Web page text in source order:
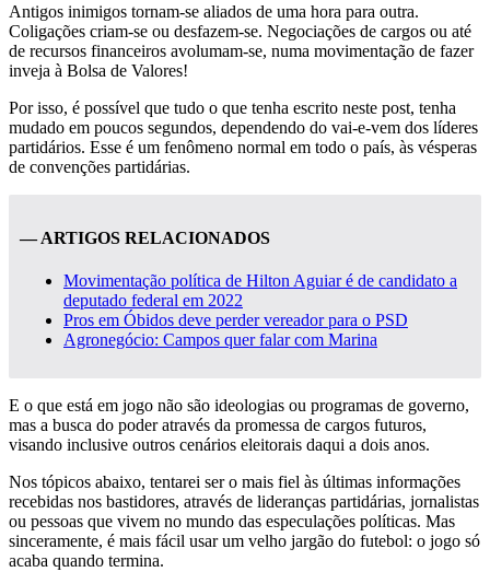
Antigos inimigos tornam-se aliados de uma hora para outra.
Coligações criam-se ou desfazem-se. Negociações de cargos ou até
de recursos financeiros avolumam-se, numa movimentação de fazer
inveja à Bolsa de Valores!
Por isso, é possível que tudo o que tenha escrito neste post, tenha
mudado em poucos segundos, dependendo do vai-e-vem dos líderes
partidários. Esse é um fenômeno normal em todo o país, às vésperas
de convenções partidárias.
— ARTIGOS RELACIONADOS
Movimentação política de Hilton Aguiar é de candidato a
deputado federal em 2022
Pros em Óbidos deve perder vereador para o PSD
Agronegócio: Campos quer falar com Marina
E o que está em jogo não são ideologias ou programas de governo,
mas a busca do poder através da promessa de cargos futuros,
visando inclusive outros cenários eleitorais daqui a dois anos.
Nos tópicos abaixo, tentarei ser o mais fiel às últimas informações
recebidas nos bastidores, através de lideranças partidárias, jornalistas
ou pessoas que vivem no mundo das especulações políticas. Mas
sinceramente, é mais fácil usar um velho jargão do futebol: o jogo só
acaba quando termina.